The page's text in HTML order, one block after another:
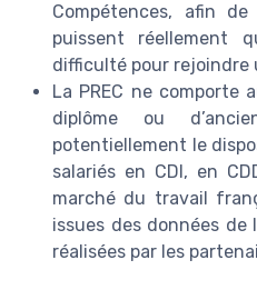
Compétences, afin
puissent réellement
difficulté pour rejoindre
La PREC ne comporte
diplôme ou
potentiellement le
salariés en CDI, en
marché du travail
issues des données
réalisées par les